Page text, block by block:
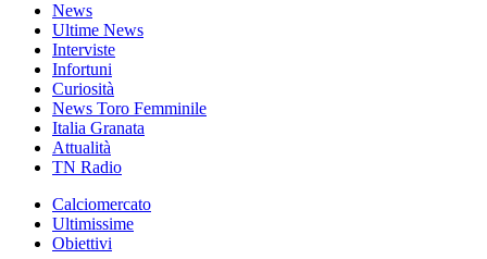
News
Ultime News
Interviste
Infortuni
Curiosità
News Toro Femminile
Italia Granata
Attualità
TN Radio
Calciomercato
Ultimissime
Obiettivi